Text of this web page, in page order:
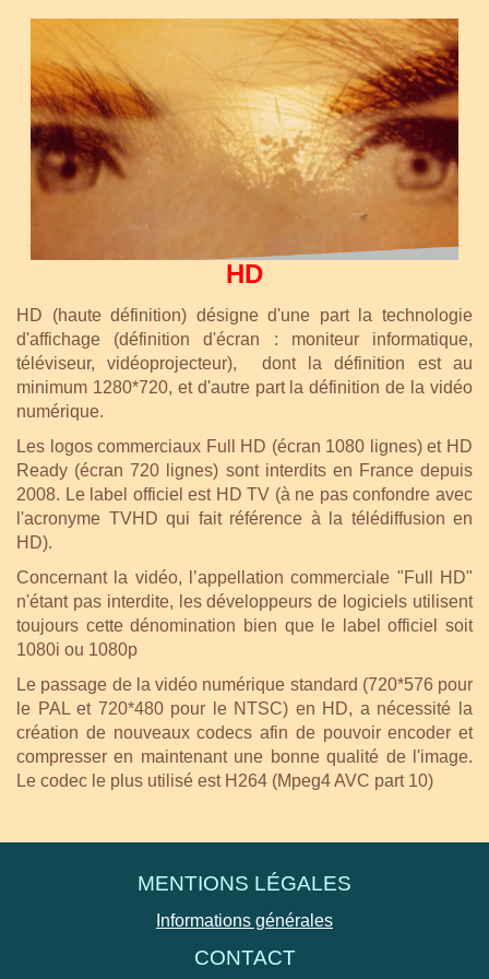
HD
HD (haute définition) désigne d'une part la technologie
d'affichage (définition d'écran : moniteur informatique,
téléviseur, vidéoprojecteur), dont la définition est au
minimum 1280*720, et d'autre part la définition de la vidéo
numérique.
Les logos commerciaux Full HD (écran 1080 lignes) et HD
Ready (écran 720 lignes) sont interdits en France depuis
2008. Le label officiel est HD TV (à ne pas confondre avec
l'acronyme TVHD qui fait référence à la télédiffusion en
HD).
Concernant la vidéo, l’appellation commerciale "Full HD"
n'étant pas interdite, les développeurs de logiciels utilisent
toujours cette dénomination bien que le label officiel soit
1080i ou 1080p
Le passage de la vidéo numérique standard (720*576 pour
le PAL et 720*480 pour le NTSC) en HD, a nécessité la
création de nouveaux codecs afin de pouvoir encoder et
compresser en maintenant une bonne qualité de l'image.
Le codec le plus utilisé est H264 (Mpeg4 AVC part 10)
MENTIONS LÉGALES
Informations générales
CONTACT